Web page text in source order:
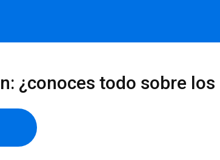
¿conoces todo sobre